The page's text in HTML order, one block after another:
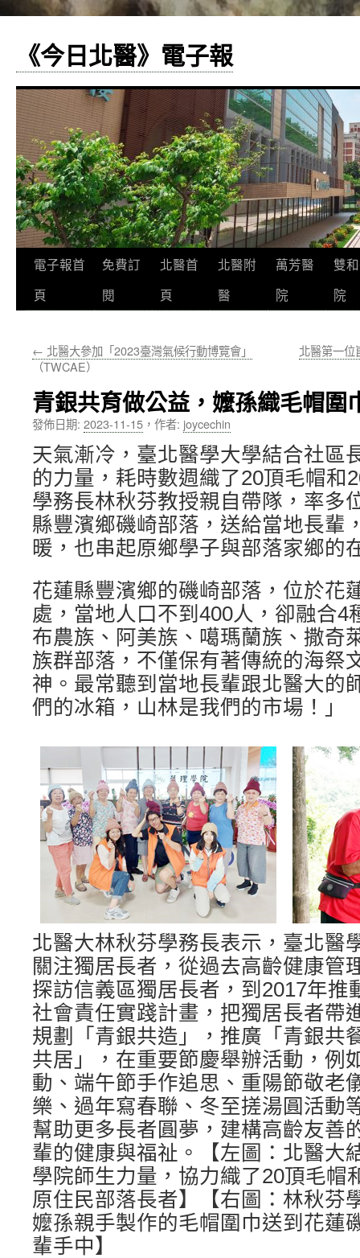
《今日北醫》電子報
跳
至
要
容
電子報首
頁
免費訂
閱
北醫首
頁
北醫附
醫
萬芳醫
院
雙
院
← 北醫大參加「2023臺灣氣候行動博覽會」
（TWCAE）
北醫第一位
青銀共育做公益，嬤孫織毛帽圍
發佈日期: 2023-11-15 ， 作者: joycechin
天氣漸冷，臺北醫學大學結合社區
的力量，耗時數週織了20頂毛帽和
學務長林秋芬教授親自帶隊，率多
縣豐濱鄉磯崎部落，送給當地長輩
暖，也串起原鄉學子與部落家鄉的
花蓮縣豐濱鄉的磯崎部落，位於花
處，當地人口不到400人，卻融合4
布農族、阿美族、噶瑪蘭族、撒奇
族群部落，不僅保有著傳統的海祭
神。最常聽到當地長輩跟北醫大的
們的冰箱，山林是我們的市場！」
北醫大林秋芬學務長表示，臺北醫
關注獨居長者，從過去高齡健康管
探訪信義區獨居長者，到2017年推
社會責任實踐計畫，把獨居長者帶
規劃「青銀共造」，推廣「青銀共
共居」，在重要節慶舉辦活動，例
動、端午節手作追思、重陽節敬老
樂、過年寫春聯、冬至搓湯圓活動
幫助更多長者圓夢，建構高齡友善
輩的健康與福祉。【左圖：北醫大
學院師生力量，協力織了20頂毛帽
原住民部落長者】【右圖：林秋芬
嬤孫親手製作的毛帽圍巾送到花蓮
輩手中】